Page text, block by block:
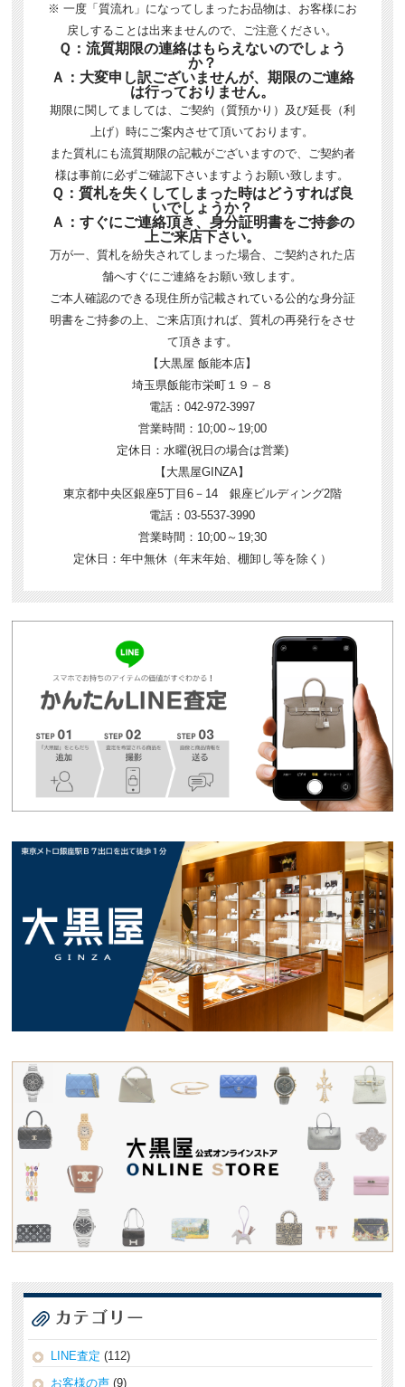
※ 一度「質流れ」になってしまったお品物は、お客様にお
戻しすることは出来ませんので、ご注意ください。
Ｑ：流質期限の連絡はもらえないのでしょう
か？
Ａ：大変申し訳ございませんが、期限のご連絡
は行っておりません。
期限に関してましては、ご契約（質預かり）及び延長（利
上げ）時にご案内させて頂いております。
また質札にも流質期限の記載がございますので、ご契約者
様は事前に必ずご確認下さいますようお願い致します。
Ｑ：質札を失くしてしまった時はどうすれば良
いでしょうか？
Ａ：すぐにご連絡頂き、身分証明書をご持参の
上ご来店下さい。
万が一、質札を紛失されてしまった場合、ご契約された店
舗へすぐにご連絡をお願い致します。
ご本人確認のできる現住所が記載されている公的な身分証
明書をご持参の上、ご来店頂ければ、質札の再発行をさせ
て頂きます。
【大黒屋 飯能本店】
埼玉県飯能市栄町１９－８
電話：042-972-3997
営業時間：10;00～19;00
定休日：水曜(祝日の場合は営業)
【大黒屋GINZA】
東京都中央区銀座5丁目6－14 銀座ビルディング2階
電話：03-5537-3990
営業時間：10;00～19;30
定休日：年中無休（年末年始、棚卸し等を除く）
LINE査定 (112)
お客様の声 (9)